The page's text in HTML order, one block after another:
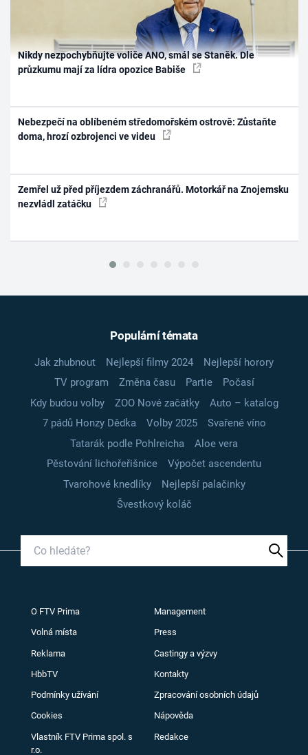
Nikdy nezpochybňujte voliče ANO, smál se Staněk. Dle
průzkumu mají za lídra opozice Babiše
Nebezpečí na oblíbeném středomořském ostrově: Zůstaňte
doma, hrozí ozbrojenci ve videu
Zemřel už před příjezdem záchranářů. Motorkář na Znojemsku
nezvládl zatáčku
Populární témata
Jak zhubnout Nejlepší filmy 2024
Nejlepší horory
TV program
Změna času Partie
Počasí
Kdy budou volby
ZOO Nové začátky
Auto – katalog
7 pádů Honzy Dědka
Volby 2025
Svařené víno
Tatarák podle Pohlreicha
Aloe vera
Pěstování lichořeřišnice
Výpočet ascendentu
Tvarohové knedlíky
Nejlepší palačinky
Švestkový koláč
O FTV Prima Management
Volná místa Press
Reklama Castingy a výzvy
HbbTV Kontakty
Podmínky užívání Zpracování osobních údajů
Cookies Nápověda
Vlastník FTV Prima spol. s
r.o.
Redakce